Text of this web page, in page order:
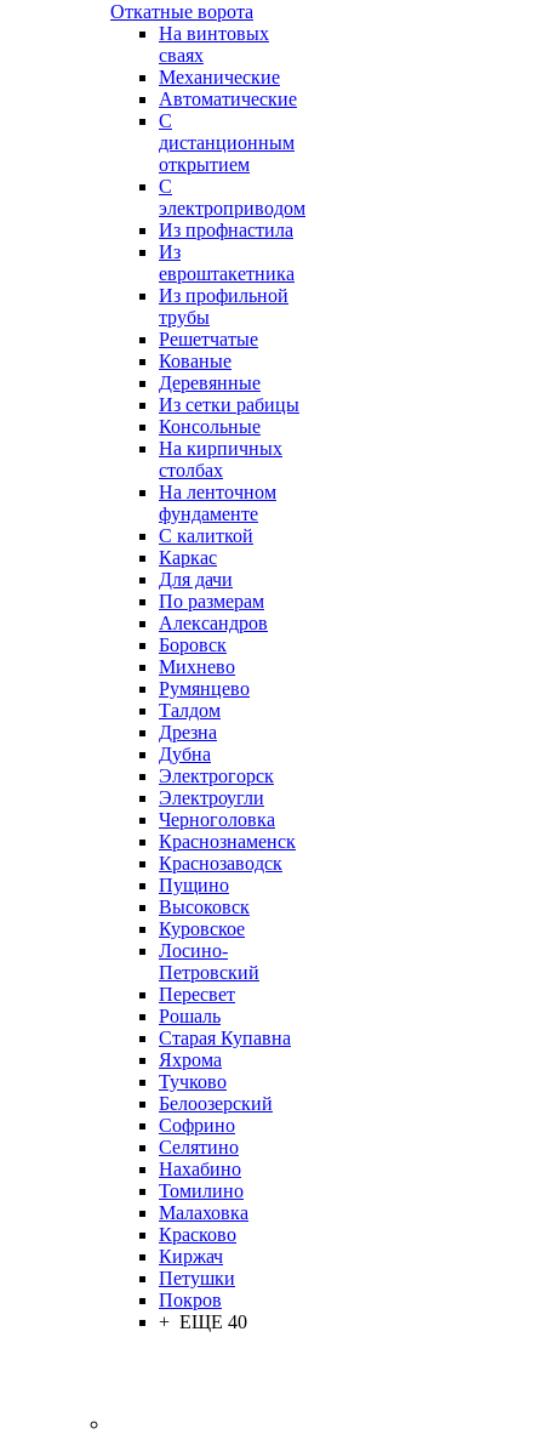
Откатные ворота
На винтовых
сваях
Механические
Автоматические
С
дистанционным
открытием
С
электроприводом
Из профнастила
Из
евроштакетника
Из профильной
трубы
Решетчатые
Кованые
Деревянные
Из сетки рабицы
Консольные
На кирпичных
столбах
На ленточном
фундаменте
С калиткой
Каркас
Для дачи
По размерам
Александров
Боровск
Михнево
Румянцево
Талдом
Дрезна
Дубна
Электрогорск
Электроугли
Черноголовка
Краснознаменск
Краснозаводск
Пущино
Высоковск
Куровское
Лосино-
Петровский
Пересвет
Рошаль
Старая Купавна
Яхрома
Тучково
Белоозерский
Софрино
Селятино
Нахабино
Томилино
Малаховка
Красково
Киржач
Петушки
Покров
+ ЕЩЕ 40